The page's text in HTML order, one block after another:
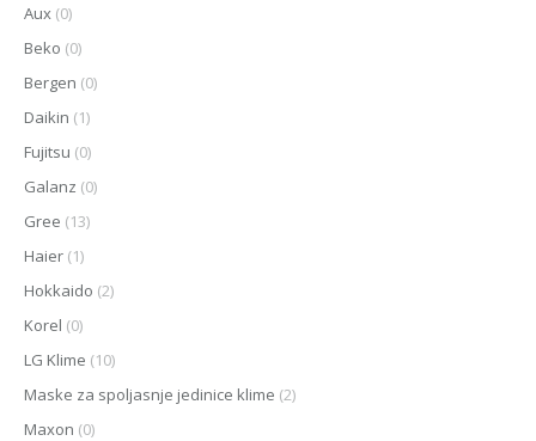
Aux (0)
Beko (0)
Bergen (0)
Daikin (1)
Fujitsu (0)
Galanz (0)
Gree (13)
Haier (1)
Hokkaido (2)
Korel (0)
LG Klime (10)
Maske za spoljasnje jedinice klime (2)
Maxon (0)